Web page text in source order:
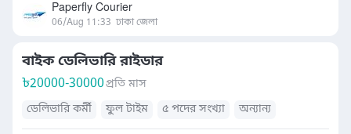
Paperfly Courier
06/Aug 11:33 ঢাকা জেলা
বাইক ডেলিভারি রাইডার
৳20000-30000প্রতি মাস
ডেলিভারি কর্মী
ফুল টাইম ৫ পদের সংখ্যা অন্যান্য